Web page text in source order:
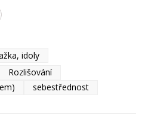
idoly
Rozlišování
sebestřednost